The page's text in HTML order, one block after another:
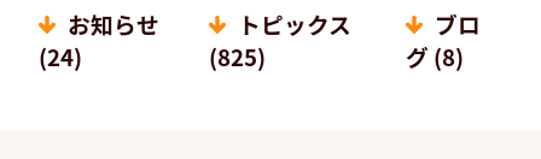
お知らせ
(24)
トピックス
(825)
ブロ
グ (8)